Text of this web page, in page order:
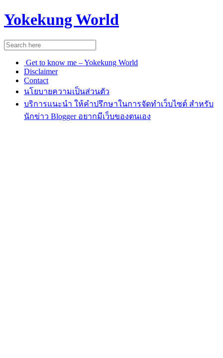
Yokekung World
Get to know me – Yokekung World
Disclaimer
Contact
นโยบายความเป็นส่วนตัว
บริการแนะนำ ให้คำปรึกษาในการจัดทำเว็บไซต์ สำหรับ
นักข่าว Blogger อยากมีเว็บของตนเอง